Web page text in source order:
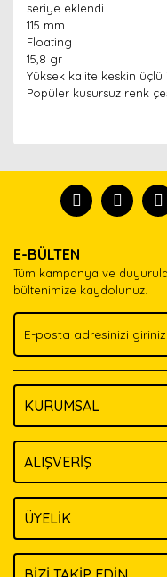
seriye eklendi
115 mm
Floating
15,8 gr
Yüksek kalite keskin üçlü
Popüler kusursuz renk
formunu kullanarak
Görüş ve önerileriniz
Ürün açıklamasında
Ürün bilgilerinde
Ürün fiyatı diğer
Bu ürüne benzer
E-BÜLTEN
Tüm kampanya ve
bültenimize kaydolunuz.
KURUMSAL
ALIŞVERİŞ
ÜYELİK